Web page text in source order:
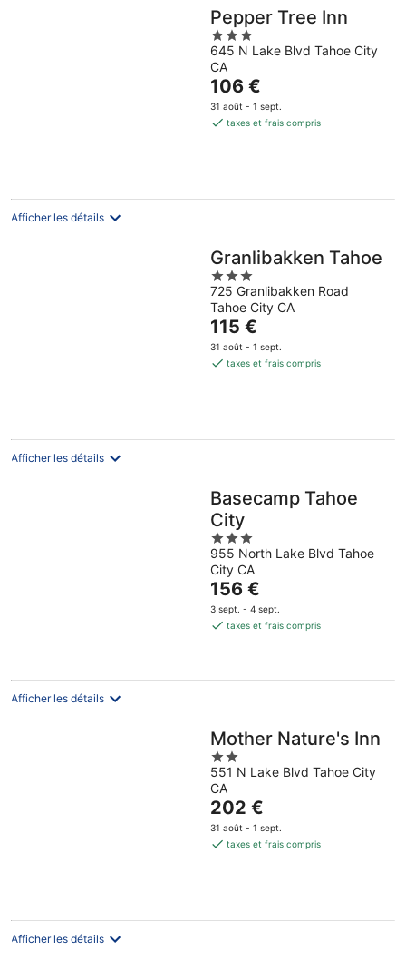
Pepper Tree Inn
3
out
of
5
645 N Lake Blvd Tahoe City
CA
Le
prix
est
106 €
31 août - 1 sept.
taxes et frais compris
Afficher les détails
Granlibakken Tahoe
3
out
of
5
725 Granlibakken Road
Tahoe City CA
Le
prix
est
115 €
31 août - 1 sept.
taxes et frais compris
Afficher les détails
Basecamp Tahoe
City
3
out
of
5
955 North Lake Blvd Tahoe
City CA
Le
prix
est
par
156 €
3 sept. - 4 sept.
taxes et frais compris
Afficher les détails
Mother Nature's Inn
2
out
of
5
551 N Lake Blvd Tahoe City
CA
Le
prix
est
202 €
31 août - 1 sept.
taxes et frais compris
Afficher les détails